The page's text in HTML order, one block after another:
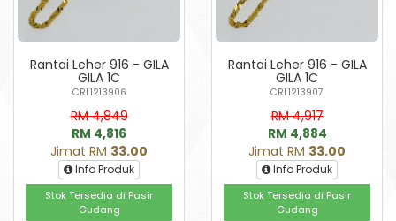
Rantai Leher 916 - GILA
GILA 1C
CRL1213906
RM 4,849
RM 4,816
Jimat RM 33.00
Info Produk
Stok Tersedia di Pasir
Gudang
Rantai Leher 916 - GILA
GILA 1C
CRL1213907
RM 4,917
RM 4,884
Jimat RM 33.00
Info Produk
Stok Tersedia di Pasir
Gudang